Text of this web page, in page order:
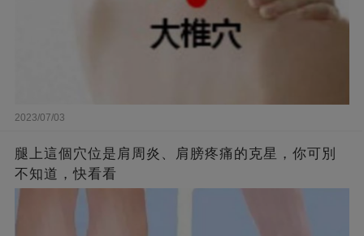
2023/07/03
腿上這個穴位是肩周炎、肩膀疼痛的克星，你可別
不知道，快看看